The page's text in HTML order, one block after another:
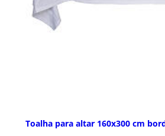
Toalha para altar 160x300 cm